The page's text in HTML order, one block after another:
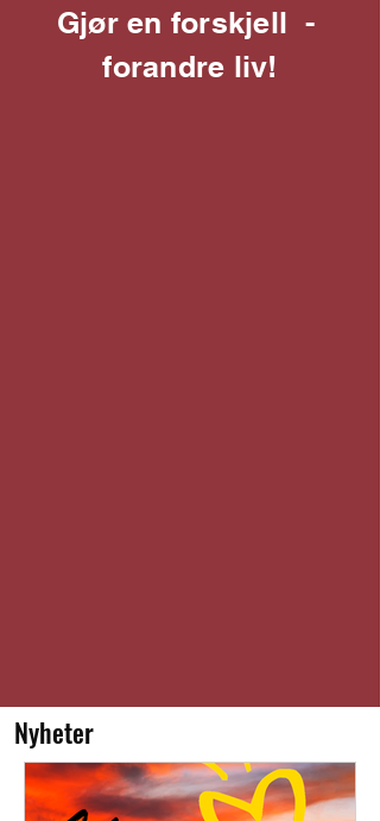
Gjør en forskjell -
forandre liv!
Nyheter